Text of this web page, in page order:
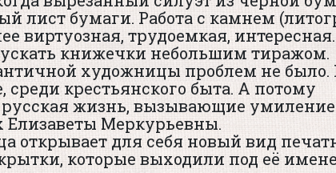
лист бумаги. Работа с камнем
виртуозная, трудоемкая,
книжечки небольшим тиражом.
художницы проблем не было.
среди крестьянского быта. А потому
русская жизнь, вызывающие
Елизаветы Меркурьевны.
открывает для себя новый вид
которые выходили под её